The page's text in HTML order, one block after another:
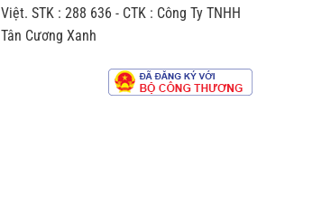
theo
dây
nghiệp
Việt. STK : 288 636 - CTK : Công Ty TNHH
Tân Cương Xanh